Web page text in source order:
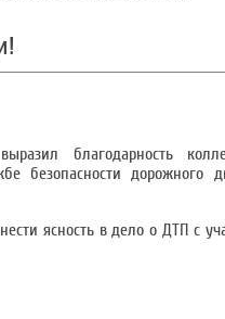
благодарность
дорожного
ясность в дело о ДТП с